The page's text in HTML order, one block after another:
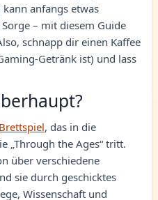
anfangs etwas
– mit diesem Guide
schnapp dir einen Kaffee
Getränk ist) und lass
Brettspiel, das in die
„Through the Ages“ tritt.
über verschiedene
sie durch geschicktes
Wissenschaft und